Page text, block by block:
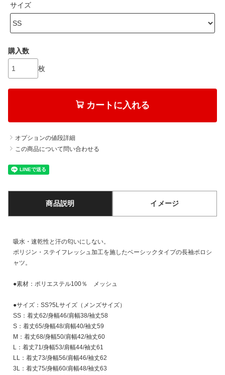
サイズ
購入数
枚
カートに入れる
オプションの値段詳細
この商品について問い合わせる
商品説明 イメージ
吸水・速乾性と汗の匂いにしない。
ポリジン・ステイフレッシュ加工を施したベーシックタイプの長袖ポロシ
ャツ。
●素材：ポリエステル100％ メッシュ
●サイズ：SS?5Lサイズ（メンズサイズ）
SS：着丈62/身幅46/肩幅38/袖丈58
S：着丈65/身幅48/肩幅40/袖丈59
M：着丈68/身幅50/肩幅42/袖丈60
L：着丈71/身幅53/肩幅44/袖丈61
LL：着丈73/身幅56/肩幅46/袖丈62
3L：着丈75/身幅60/肩幅48/袖丈63